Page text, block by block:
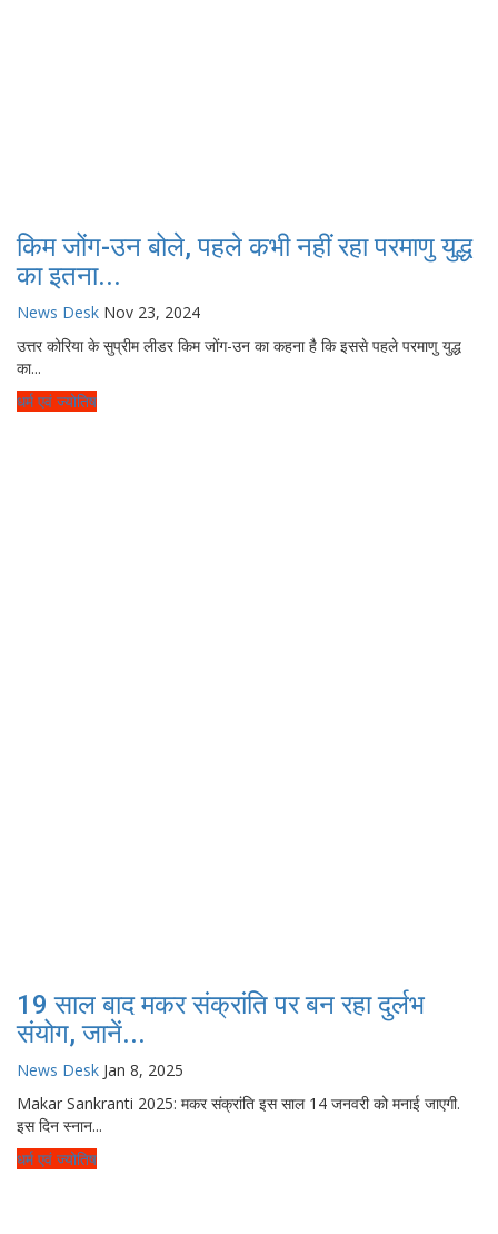
किम जोंग-उन बोले, पहले कभी नहीं रहा परमाणु युद्ध
का इतना...
News Desk Nov 23, 2024
उत्तर कोरिया के सुप्रीम लीडर किम जोंग-उन का कहना है कि इससे पहले परमाणु युद्ध
का...
धर्म एवं ज्योतिष
19 साल बाद मकर संक्रांति पर बन रहा दुर्लभ
संयोग, जानें...
News Desk Jan 8, 2025
Makar Sankranti 2025: मकर संक्रांति इस साल 14 जनवरी को मनाई जाएगी.
इस दिन स्नान...
धर्म एवं ज्योतिष